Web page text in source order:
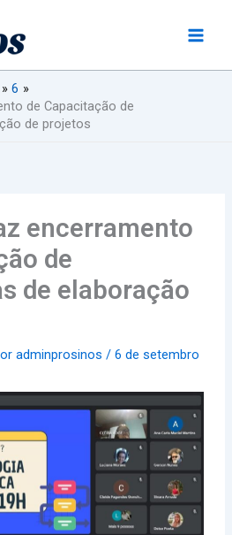
6
de Capacitação de
de projetos
encerramento
de
de elaboração
adminprosinos/6 de setembro